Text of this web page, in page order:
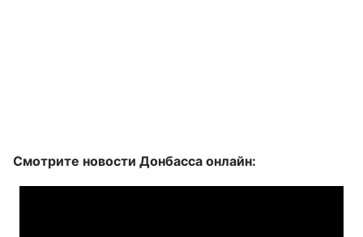
Смотрите новости Донбасса онлайн: